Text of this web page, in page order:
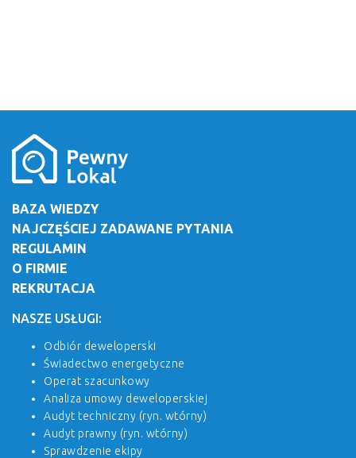
BAZA WIEDZY
NAJCZĘŚCIEJ ZADAWANE PYTANIA
REGULAMIN
O FIRMIE
REKRUTACJA
NASZE USŁUGI:
Odbiór deweloperski
Świadectwo energetyczne
Operat szacunkowy
Analiza umowy deweloperskiej
Audyt techniczny (ryn. wtórny)
Audyt prawny (ryn. wtórny)
Sprawdzenie ekipy